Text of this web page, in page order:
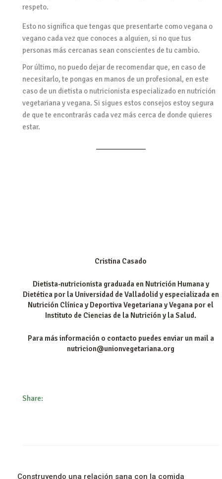
respeto.
Esto no significa que tengas que presentarte como vegana o
vegano cada vez que conoces a alguien, si no que tus
personas más cercanas sean conscientes de tu cambio.
Por último, no puedo dejar de recomendar que, en caso de
necesitarlo, te pongas en manos de un profesional, en este
caso de un dietista o nutricionista especializado en nutrición
vegetariana y vegana. Si sigues estos consejos estoy segura
de que te encontrarás cada vez más cerca de donde quieres
estar.
Cristina Casado
Dietista-nutricionista graduada en Nutrición Humana y
Dietética por la Universidad de Valladolid y especializada en
Nutrición Clínica y Deportiva Vegetariana y Vegana por el
Instituto de Ciencias de la Nutrición y la Salud.
Para más información o contacto puedes enviar un mail a
nutricion@unionvegetariana.org
Share:
Construyendo una relación sana con la comida